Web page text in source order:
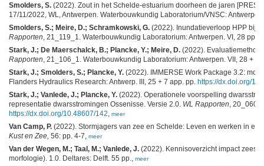
Smolders, S. (2022). Zout in het Schelde-estuarium doorheen de jaren
17/11/2022, WL, Antwerpen. Waterbouwkundig Laboratorium/VNSC:
Smolders, S.; Meire, D.; Schramkowski, G. (2022). Inundatieverloop HPP bij
Rapporten , 21_119_1. Waterbouwkundig Laboratorium: Antwerpen. VI, 28 pp.
Stark, J.; De Maerschalck, B.; Plancke, Y.; Meire, D. (2022).
Rapporten , 21_106_1. Waterbouwkundig Laboratorium: Antwerpen. VII, 28 +
Stark, J.; Smolders, S.; Plancke, Y. (2022). IMMERSE Work Package 3.2:
Flanders Hydraulics Research: Antwerp. III, 25 + 7 app. pp. https://dx.doi.org/
Stark, J.; Vanlede, J.; Plancke, Y. (2022). Operationele voorspelling
representatie dwarsstromingen Ossenisse. Versie 2.0. WL Rapporten ,
https://dx.doi.org/10.48607/142
meer
Van Camp, P. (2022). Stormjagers van zee en Schelde: Leven en werken in
Kust en Zee, 56: pp. 4-7, meer
Van der Wegen, M.; Taal, M.; Vanlede, J. (2022). Kennisoverzicht impact
morfologie). 1.0. Deltares: Delft. 55 pp.,
meer